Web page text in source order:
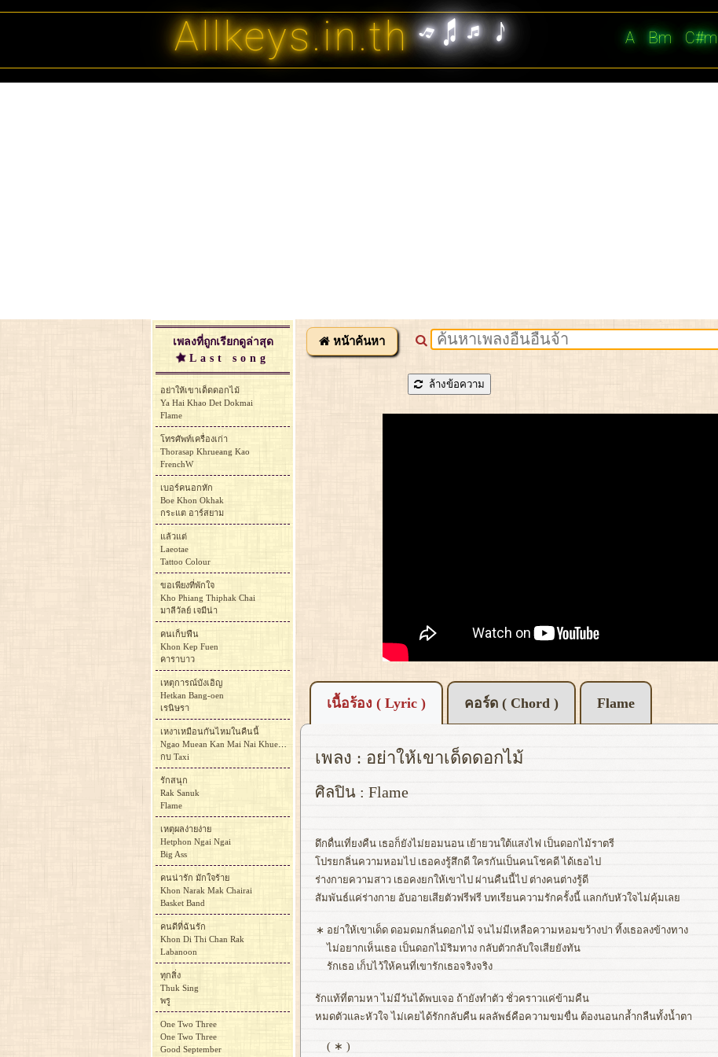
Allkeys.in.th A Bm C#m
หน้าค้นหา
ล้างข้อความ
เนื้อร้อง ( Lyric ) คอร์ด ( Chord ) Flame
เพลง : อย่าให้เขาเด็ดดอกไม้
ศิลปิน : Flame
ดึกดื่นเที่ยงคืน เธอก็ยังไม่ยอมนอน เย้ายวนใต้แสงไฟ เป็นดอกไม้ราตรี
โปรยกลิ่นความหอมไป เธอคงรู้สึกดี ใครกันเป็นคนโชคดี ได้เธอไป
ร่างกายความสาว เธอคงยกให้เขาไป ผ่านคืนนี้ไป ต่างคนต่างรู้ดี
สัมพันธ์แค่ร่างกาย อับอายเสียตัวฟรีฟรี บทเรียนความรักครั้งนี้ แลกกับหัวใจไม่คุ้มเลย
∗ อย่าให้เขาเด็ด ดอมดมกลิ่นดอกไม้ จนไม่มีเหลือความหอมขว้างปา ทิ้งเธอลงข้างทาง
ไม่อยากเห็นเธอ เป็นดอกไม้ริมทาง กลับตัวกลับใจเสียยังทัน
รักเธอ เก็บไว้ให้คนที่เขารักเธอจริงจริง
รักแท้ที่ตามหา ไม่มีวันได้พบเจอ ถ้ายังทำตัว ชั่วคราวแค่ข้ามคืน
หมดตัวและหัวใจ ไม่เคยได้รักกลับคืน ผลลัพธ์คือความขมขื่น ต้องนอนกล้ำกลืนทั้งน้ำตา
( ∗ )
เพลงที่ถูกเรียกดูล่าสุด
Last song
อย่าให้เขาเด็ดดอกไม้
Ya Hai Khao Det Dokmai
Flame
โทรศัพท์เครื่องเก่า
Thorasap Khrueang Kao
FrenchW
เบอร์คนอกหัก
Boe Khon Okhak
กระแต อาร์สยาม
แล้วแต่
Laeotae
Tattoo Colour
ขอเพียงที่พักใจ
Kho Phiang Thiphak Chai
มาลีวัลย์ เจมีน่า
คนเก็บฟืน
Khon Kep Fuen
คาราบาว
เหตุการณ์บังเอิญ
Hetkan Bang-oen
เรนิษรา
เหงาเหมือนกันไหมในคืนนี้
Ngao Muean Kan Mai Nai Khuen Ni
กบ Taxi
รักสนุก
Rak Sanuk
Flame
เหตุผลง่ายง่าย
Hetphon Ngai Ngai
Big Ass
คนน่ารัก มักใจร้าย
Khon Narak Mak Chairai
Basket Band
คนดีที่ฉันรัก
Khon Di Thi Chan Rak
Labanoon
ทุกสิ่ง
Thuk Sing
พรู
One Two Three
One Two Three
Good September